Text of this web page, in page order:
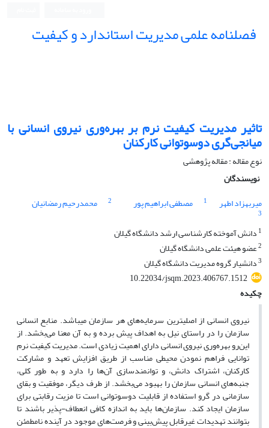
فصلنامه علمی مدیریت استاندارد و کیفیت
تاثیر مدیریت کیفیت نرم بر بهره‌وری نیروی انسانی با
میانجی‌گری دوسوتوانی کارکنان
نوع مقاله : مقاله پژوهشی
نویسندگان
میربهزاد اطهر
1 مصطفی ابراهیم پور 2 محمدرحیم رمضانیان
3
1 دانش آموخته کارشناسی ارشد دانشگاه گیلان
2عضو هیئت علمی دانشگاه گیلان
3دانشیار گروه مدیریت دانشگاه گیلان
10.22034/jsqm.2023.406767.1512
چکیده
نیروی انسانی از اصلیترین سرمایه‌های هر سازمان میباشد. منابع انسانی
سازمان را در راستای نیل به اهداف پیش برده و به آن معنا می‌بخشد. از
این‌رو بهره‌وری نیروی انسانی دارای اهمیت زیادی است. مدیریت کیفیت نرم
توانایی فراهم نمودن محیطی مناسب از طریق افزایش تعهد و مشارکت
کارکنان، اشتراک دانش، و توانمندسازی آن‌ها را دارد و به طور کلی،
جنبه‌های انسانی سازمان را بهبود می‌بخشد. از طرف دیگر، موفقیت و بقای
سازمانی در گرو استفاده از قابلیت دوسوتوانی است تا مزیت رقابتی برای
سازمان ایجاد کند. سازمان‌ها باید به اندازه کافی انعطاف-پذیر باشند تا
بتوانند تهدیدات غیرقابل پیش‌بینی و فرصت‌های موجود در آینده نامطمئن